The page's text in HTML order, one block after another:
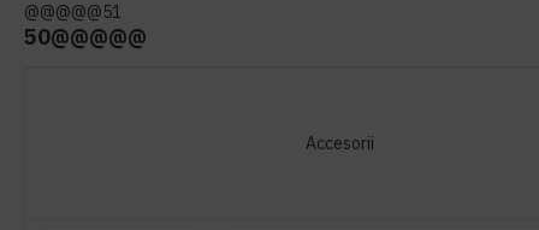
@@@@@51
50@@@@@
Accesorii